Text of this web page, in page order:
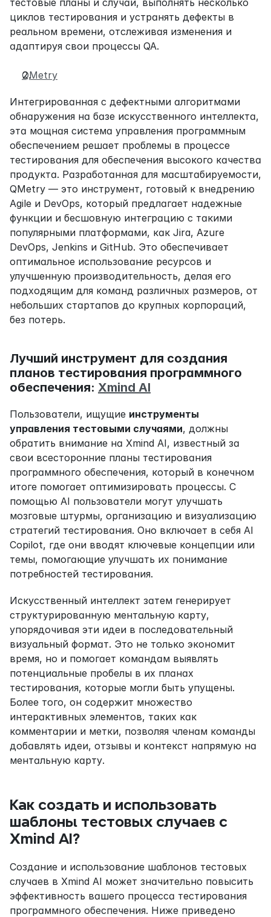
тестовые планы и случаи, выполнять несколько
циклов тестирования и устранять дефекты в
реальном времени, отслеживая изменения и
адаптируя свои процессы QA.
QMetry
Интегрированная с дефектными алгоритмами
обнаружения на базе искусственного интеллекта,
эта мощная система управления программным
обеспечением решает проблемы в процессе
тестирования для обеспечения высокого качества
продукта. Разработанная для масштабируемости,
QMetry — это инструмент, готовый к внедрению
Agile и DevOps, который предлагает надежные
функции и бесшовную интеграцию с такими
популярными платформами, как Jira, Azure
DevOps, Jenkins и GitHub. Это обеспечивает
оптимальное использование ресурсов и
улучшенную производительность, делая его
подходящим для команд различных размеров, от
небольших стартапов до крупных корпораций,
без потерь.
Лучший инструмент для создания
планов тестирования программного
обеспечения: Xmind AI
Пользователи, ищущие инструменты
управления тестовыми случаями, должны
обратить внимание на Xmind AI, известный за
свои всесторонние планы тестирования
программного обеспечения, который в конечном
итоге помогает оптимизировать процессы. С
помощью AI пользователи могут улучшать
мозговые штурмы, организацию и визуализацию
стратегий тестирования. Оно включает в себя AI
Copilot, где они вводят ключевые концепции или
темы, помогающие улучшать их понимание
потребностей тестирования.
Искусственный интеллект затем генерирует
структурированную ментальную карту,
упорядочивая эти идеи в последовательный
визуальный формат. Это не только экономит
время, но и помогает командам выявлять
потенциальные пробелы в их планах
тестирования, которые могли быть упущены.
Более того, он содержит множество
интерактивных элементов, таких как
комментарии и метки, позволяя членам команды
добавлять идеи, отзывы и контекст напрямую на
ментальную карту.
Как создать и использовать
шаблоны тестовых случаев с
Xmind AI?
Создание и использование шаблонов тестовых
случаев в Xmind AI может значительно повысить
эффективность вашего процесса тестирования
программного обеспечения. Ниже приведено